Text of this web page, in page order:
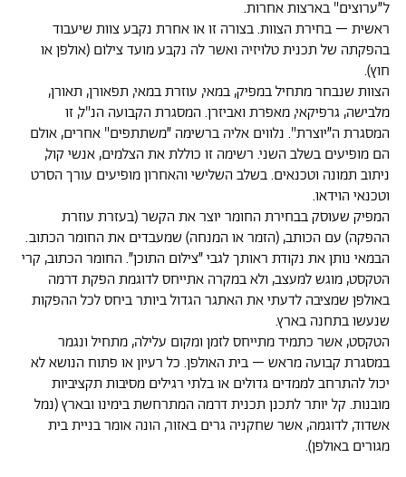
ל״ערוצים" בארצות אחרות.
ראשית – בחירת הצוות. בצורה זו או אחרת נקבע צוות שיעבוד
בהפקתה של תכנית טלויזיה ואשר לה נקבע מועד צילום (אולפן או
חוץ).
הצוות שנבחר מתחיל במפיק, במאי, עוזרת במאי, תפאורן, תאורן,
מלבישה, גרפיקאי, מאפרת ואביזרן. המסגרת הקבועה הנ"ל, זו
המסגרת ה״יוצרת". נלווים אליה ברשימה ״משתתפים" אחרים, אולם
הם מופיעים בשלב השני. רשימה זו כוללת את הצלמים, אנשי קול,
ניתוב תמונה וטכנאים. בשלב השלישי והאחרון מופיעים עורך הסרט
וטכנאי הוידאו.
המפיק שעוסק בבחירת החומר יוצר את הקשר (בעזרת עוזרת
ההפקה) עם הכותב, (הזמר או המנחה) שמעבדים את החומר הכתוב.
הבמאי נותן את נקודת ראותך לגבי ״צילום התוכן״. החומר הכתוב, קרי
הטקסט, מוגש למעצב, ולא במקרה אתייחס לדוגמת הפקת דרמה
באולפן שמציבה לדעתי את האתגר הגדול ביותר ביחס לכל ההפקות
שנעשו בתחנה בארץ.
הטקסט, אשר כתמיד מתייחס לזמן ומקום עלילה, מתחיל ונגמר
במסגרת קבועה מראש – בית האולפן. כל רעיון או פתוח הנושא לא
יכול להתרחב לממדים גדולים או בלתי רגילים מסיבות תקציביות
מובנות. קל יותר לתכנן תכנית דרמה המתרחשת בימינו ובארץ (נמל
אשדוד, לדוגמה, אשר שחקניה גרים באזור, הונה אומר בניית בית
מגורים באולפן).